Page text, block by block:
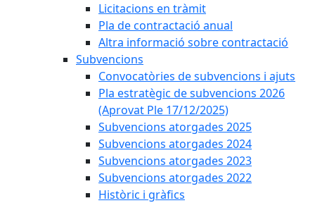
Licitacions en tràmit
Pla de contractació anual
Altra informació sobre contractació
Subvencions
Convocatòries de subvencions i ajuts
Pla estratègic de subvencions 2026
(Aprovat Ple 17/12/2025)
Subvencions atorgades 2025
Subvencions atorgades 2024
Subvencions atorgades 2023
Subvencions atorgades 2022
Històric i gràfics